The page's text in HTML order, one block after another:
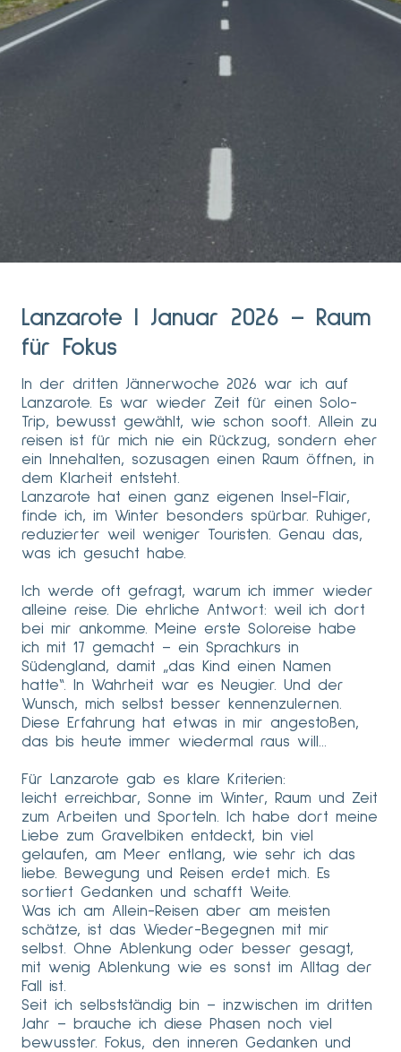
Lanzarote | Januar 2026 – Raum
für Fokus
In der dritten Jännerwoche 2026 war ich auf
Lanzarote. Es war wieder Zeit für einen Solo-
Trip, bewusst gewählt, wie schon sooft. Allein zu
reisen ist für mich nie ein Rückzug, sondern eher
ein Innehalten, sozusagen einen Raum öffnen, in
dem Klarheit entsteht.
Lanzarote hat einen ganz eigenen Insel-Flair,
finde ich, im Winter besonders spürbar. Ruhiger,
reduzierter weil weniger Touristen. Genau das,
was ich gesucht habe.
Ich werde oft gefragt, warum ich immer wieder
alleine reise. Die ehrliche Antwort: weil ich dort
bei mir ankomme. Meine erste Soloreise habe
ich mit 17 gemacht – ein Sprachkurs in
Südengland, damit „das Kind einen Namen
hatte“. In Wahrheit war es Neugier. Und der
Wunsch, mich selbst besser kennenzulernen.
Diese Erfahrung hat etwas in mir angestoßen,
das bis heute immer wiedermal raus will…
Für Lanzarote gab es klare Kriterien:
leicht erreichbar, Sonne im Winter, Raum und Zeit
zum Arbeiten und Sporteln. Ich habe dort meine
Liebe zum Gravelbiken entdeckt, bin viel
gelaufen, am Meer entlang, wie sehr ich das
liebe. Bewegung und Reisen erdet mich. Es
sortiert Gedanken und schafft Weite.
Was ich am Allein-Reisen aber am meisten
schätze, ist das Wieder-Begegnen mit mir
selbst. Ohne Ablenkung oder besser gesagt,
mit wenig Ablenkung wie es sonst im Alltag der
Fall ist.
Seit ich selbstständig bin – inzwischen im dritten
Jahr – brauche ich diese Phasen noch viel
bewusster. Fokus, den inneren Gedanken und